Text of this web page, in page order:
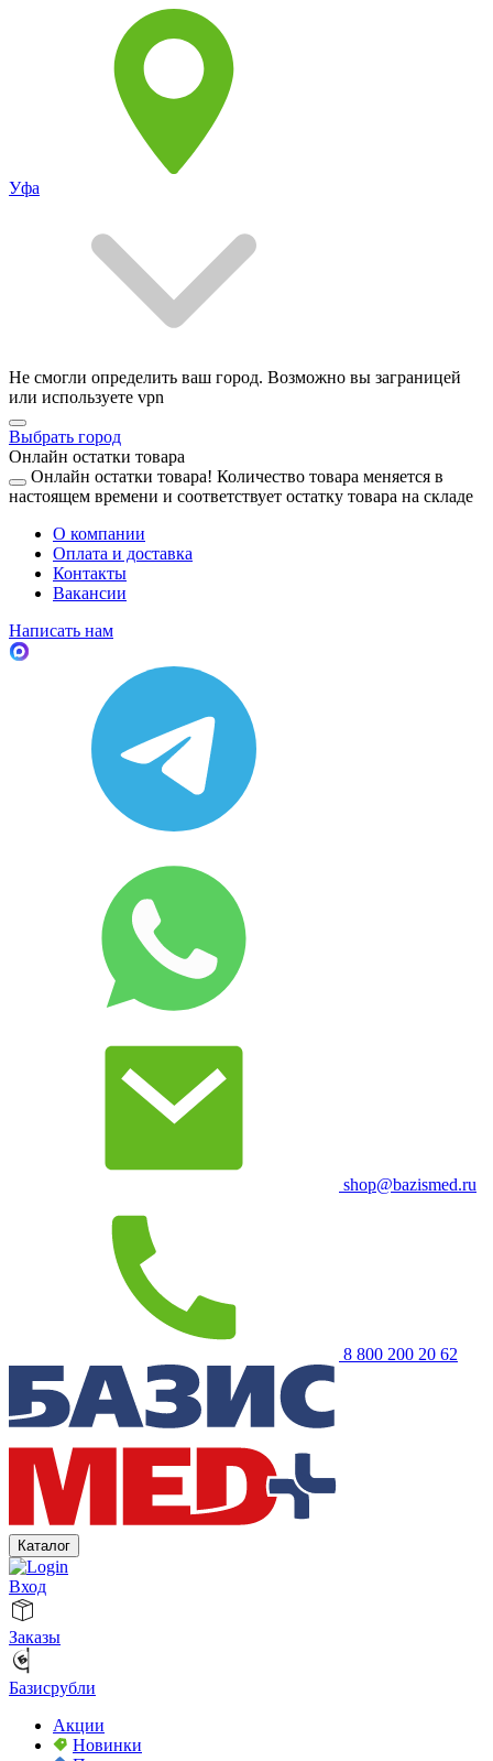
Уфа
Не смогли определить ваш город. Возможно вы заграницей
или используете vpn
Выбрать город
Онлайн остатки товара
Онлайн остатки товара! Количество товара меняется в
настоящем времени и соответствует остатку товара на складе
О компании
Оплата и доставка
Контакты
Вакансии
Написать нам
shop@bazismed.ru
8 800 200 20 62
Каталог
Вход
Заказы
Базисрубли
Акции
Новинки